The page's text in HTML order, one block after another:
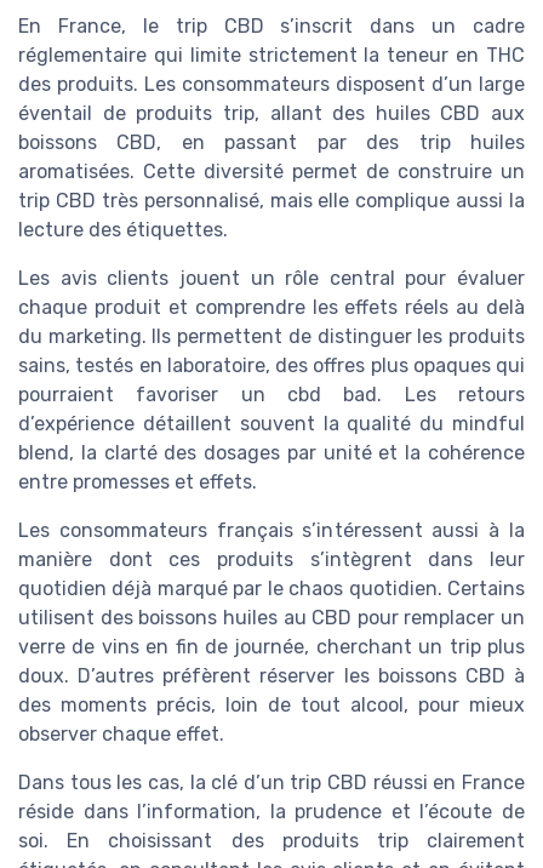
En France, le trip CBD s’inscrit dans un cadre
réglementaire qui limite strictement la teneur en THC
des produits. Les consommateurs disposent d’un large
éventail de produits trip, allant des huiles CBD aux
boissons CBD, en passant par des trip huiles
aromatisées. Cette diversité permet de construire un
trip CBD très personnalisé, mais elle complique aussi la
lecture des étiquettes.
Les avis clients jouent un rôle central pour évaluer
chaque produit et comprendre les effets réels au delà
du marketing. Ils permettent de distinguer les produits
sains, testés en laboratoire, des offres plus opaques qui
pourraient favoriser un cbd bad. Les retours
d’expérience détaillent souvent la qualité du mindful
blend, la clarté des dosages par unité et la cohérence
entre promesses et effets.
Les consommateurs français s’intéressent aussi à la
manière dont ces produits s’intègrent dans leur
quotidien déjà marqué par le chaos quotidien. Certains
utilisent des boissons huiles au CBD pour remplacer un
verre de vins en fin de journée, cherchant un trip plus
doux. D’autres préfèrent réserver les boissons CBD à
des moments précis, loin de tout alcool, pour mieux
observer chaque effet.
Dans tous les cas, la clé d’un trip CBD réussi en France
réside dans l’information, la prudence et l’écoute de
soi. En choisissant des produits trip clairement